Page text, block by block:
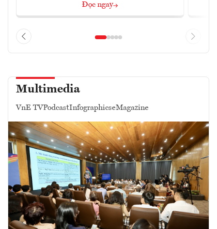
Đọc ngay
Multimedia
VnE TVPodcastInfographicseMagazine